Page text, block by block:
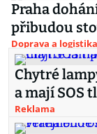
Praha
přibudou
Doprava a logistika
Chytré
a mají SOS
Reklama